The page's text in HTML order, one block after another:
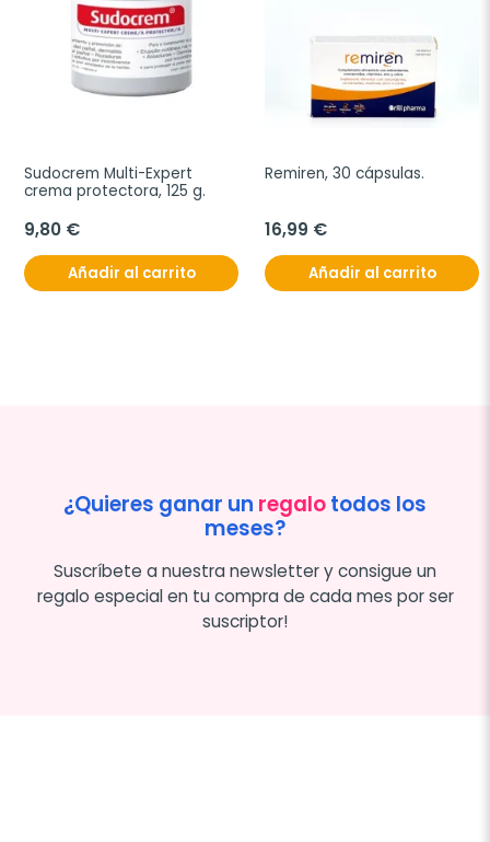
Sudocrem Multi-Expert
crema protectora, 125 g.
9,80 €
Añadir al carrito
Remiren, 30 cápsulas.
16,99 €
Añadir al carrito
¿Quieres ganar un regalotodos los
meses?
Suscríbete a nuestra newsletter y consigue un
regalo especial en tu compra de cada mes por ser
suscriptor!